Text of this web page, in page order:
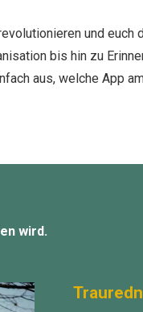
und
bis hin zu
aus, welche App
wird.